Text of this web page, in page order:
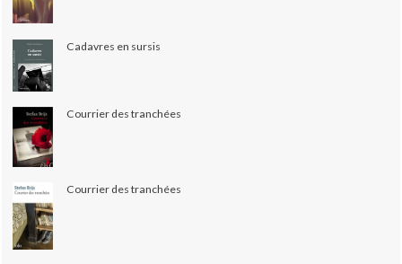
Cadavres en sursis
Courrier des tranchées
Courrier des tranchées